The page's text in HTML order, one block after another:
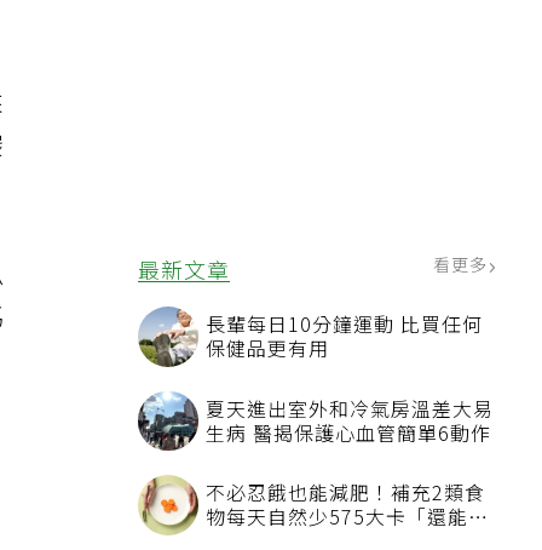
最新文章 看更多
長輩每日10分鐘運動 比買任何
保健品更有用
夏天進出室外和冷氣房溫差大易
生病 醫揭保護心血管簡單6動作
不必忍餓也能減肥！補充2類食
物每天自然少575大卡「還能吃